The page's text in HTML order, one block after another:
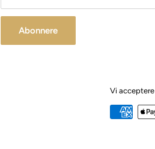
Abonnere
Vi acceptere